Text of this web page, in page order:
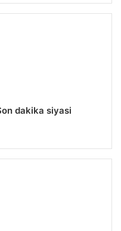
dakika siyasi